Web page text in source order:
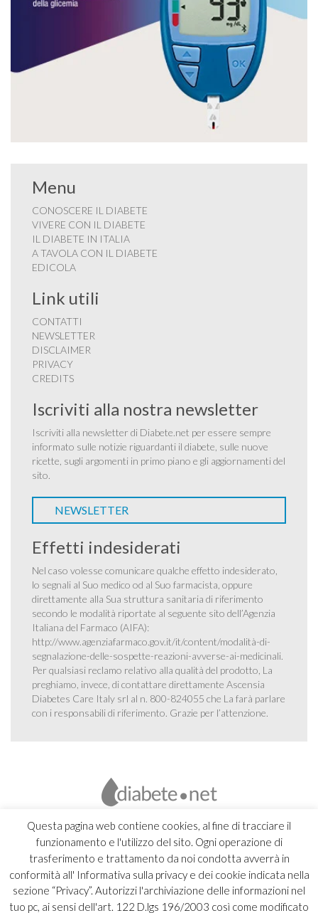
Questa pagina web contiene cookies, al fine di tracciare il
funzionamento e l'utilizzo del sito. Ogni operazione di
trasferimento e trattamento da noi condotta avverrà in
conformità all' Informativa sulla privacy e dei cookie indicata nella
sezione “Privacy”. Autorizzi l'archiviazione delle informazioni nel
tuo pc, ai sensi dell'art. 122 D.lgs 196/2003 così come modificato
Menu
CONOSCERE IL DIABETE
VIVERE CON IL DIABETE
IL DIABETE IN ITALIA
A TAVOLA CON IL DIABETE
EDICOLA
Link utili
CONTATTI
NEWSLETTER
DISCLAIMER
PRIVACY
CREDITS
Iscriviti alla nostra newsletter
Iscriviti alla newsletter di Diabete.net per essere sempre
informato sulle notizie riguardanti il diabete, sulle nuove
ricette, sugli argomenti in primo piano e gli aggiornamenti del
sito.
NEWSLETTER
Effetti indesiderati
Nel caso volesse comunicare qualche effetto indesiderato,
lo segnali al Suo medico od al Suo farmacista, oppure
direttamente alla Sua struttura sanitaria di riferimento
secondo le modalità riportate al seguente sito dell’Agenzia
Italiana del Farmaco (AIFA):
http://www.agenziafarmaco.gov.it/it/content/modalità-di-
segnalazione-delle-sospette-reazioni-avverse-ai-medicinali.
Per qualsiasi reclamo relativo alla qualità del prodotto, La
preghiamo, invece, di contattare direttamente Ascensia
Diabetes Care Italy srl al n. 800-824055 che La farà parlare
con i responsabili di riferimento. Grazie per l’attenzione.